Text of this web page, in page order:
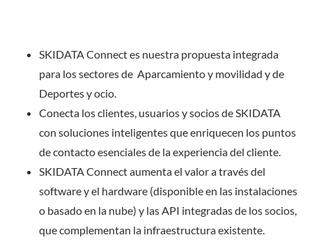
SKIDATA Connect es nuestra propuesta integrada
para los sectores de Aparcamiento y movilidad y de
Deportes y ocio.
Conecta los clientes, usuarios y socios de SKIDATA
con soluciones inteligentes que enriquecen los puntos
de contacto esenciales de la experiencia del cliente.
SKIDATA Connect aumenta el valor a través del
software y el hardware (disponible en las instalaciones
o basado en la nube) y las API integradas de los socios,
que complementan la infraestructura existente.